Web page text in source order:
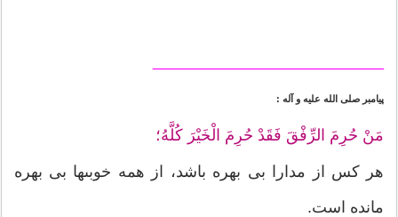
پيامبر صلى ‏الله ‏عليه ‏و ‏آله :
مَنْ حُرِمَ الرِّفْقَ فَقَدْ حُرِمَ الْخَيْرَ كُلَّهُ؛
هر كس از مدارا بى ‏بهره باشد، از همه خوبى‏ها بى ‏بهره
مانده است.